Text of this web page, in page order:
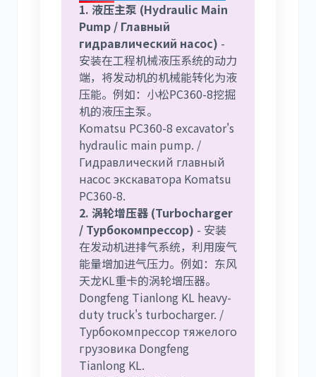
1. 液压主泵 (Hydraulic Main
Pump / Главный
гидравлический насос) -
安装在工程机械液压系统的动力
端，将发动机的机械能转化为液
压能。例如：小松PC360-8挖掘
机的液压主泵。
Komatsu PC360-8 excavator's
hydraulic main pump. /
Гидравлический главный
насос экскаватора Komatsu
PC360-8.
2. 涡轮增压器 (Turbocharger
/ Турбокомпрессор) - 安装
在发动机进排气系统，利用废气
能量增加进气压力。例如：东风
天龙KL重卡的涡轮增压器。
Dongfeng Tianlong KL heavy-
duty truck's turbocharger. /
Турбокомпрессор тяжелого
грузовика Dongfeng
Tianlong KL.